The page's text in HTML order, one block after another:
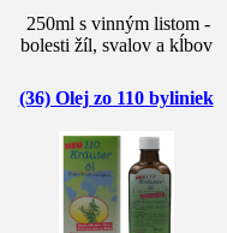
250ml s vinným listom -
bolesti žíl, svalov a kĺbov
(36) Olej zo 110 byliniek